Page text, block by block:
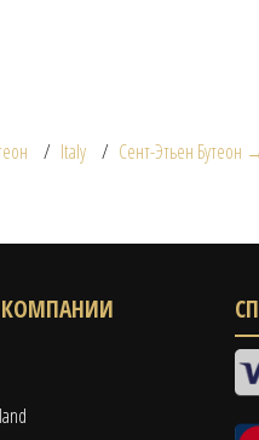
Italy Сент-Этьен Бутеон